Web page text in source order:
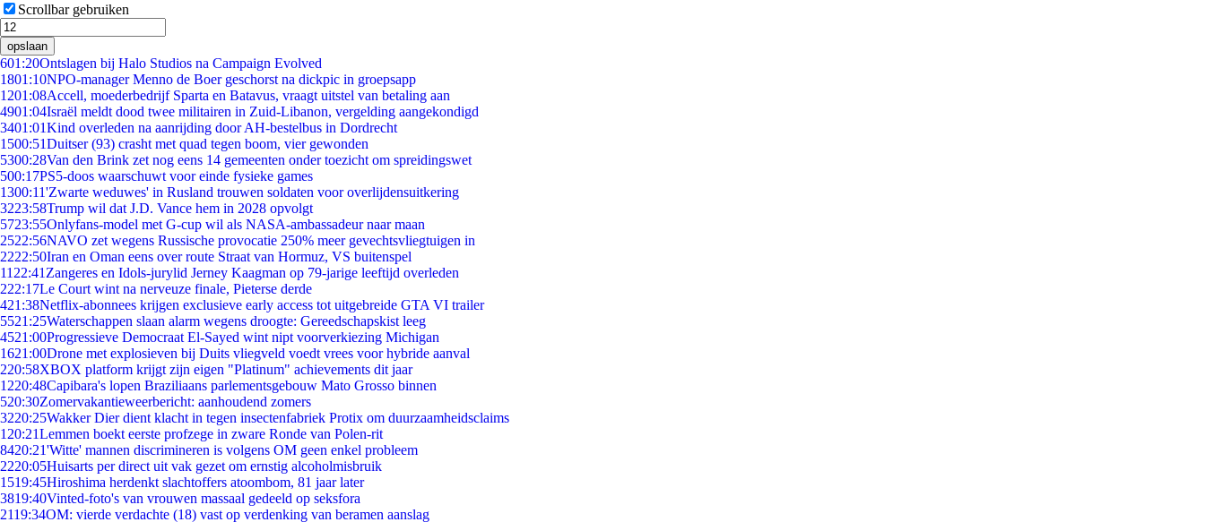
Scrollbar gebruiken
opslaan
601:20Ontslagen bij Halo Studios na Campaign Evolved
1801:10NPO-manager Menno de Boer geschorst na dickpic in groepsapp
1201:08Accell, moederbedrijf Sparta en Batavus, vraagt uitstel van betaling aan
4901:04Israël meldt dood twee militairen in Zuid-Libanon, vergelding aangekondigd
3401:01Kind overleden na aanrijding door AH-bestelbus in Dordrecht
1500:51Duitser (93) crasht met quad tegen boom, vier gewonden
5300:28Van den Brink zet nog eens 14 gemeenten onder toezicht om spreidingswet
500:17PS5-doos waarschuwt voor einde fysieke games
1300:11'Zwarte weduwes' in Rusland trouwen soldaten voor overlijdensuitkering
3223:58Trump wil dat J.D. Vance hem in 2028 opvolgt
5723:55Onlyfans-model met G-cup wil als NASA-ambassadeur naar maan
2522:56NAVO zet wegens Russische provocatie 250% meer gevechtsvliegtuigen in
2222:50Iran en Oman eens over route Straat van Hormuz, VS buitenspel
11 22:41 Zangeres en Idols-jurylid Jerney Kaagman op 79-jarige leeftijd overleden
222:17Le Court wint na nerveuze finale, Pieterse derde
421:38Netflix-abonnees krijgen exclusieve early access tot uitgebreide GTA VI trailer
5521:25Waterschappen slaan alarm wegens droogte: Gereedschapskist leeg
4521:00Progressieve Democraat El-Sayed wint nipt voorverkiezing Michigan
1621:00Drone met explosieven bij Duits vliegveld voedt vrees voor hybride aanval
220:58XBOX platform krijgt zijn eigen "Platinum" achievements dit jaar
1220:48Capibara's lopen Braziliaans parlementsgebouw Mato Grosso binnen
520:30Zomervakantieweerbericht: aanhoudend zomers
3220:25Wakker Dier dient klacht in tegen insectenfabriek Protix om duurzaamheidsclaims
1 20:21Lemmen boekt eerste profzege in zware Ronde van Polen-rit
8420:21'Witte' mannen discrimineren is volgens OM geen enkel probleem
2220:05Huisarts per direct uit vak gezet om ernstig alcoholmisbruik
1519:45Hiroshima herdenkt slachtoffers atoombom, 81 jaar later
3819:40Vinted-foto's van vrouwen massaal gedeeld op seksfora
2119:34OM: vierde verdachte (18) vast op verdenking van beramen aanslag